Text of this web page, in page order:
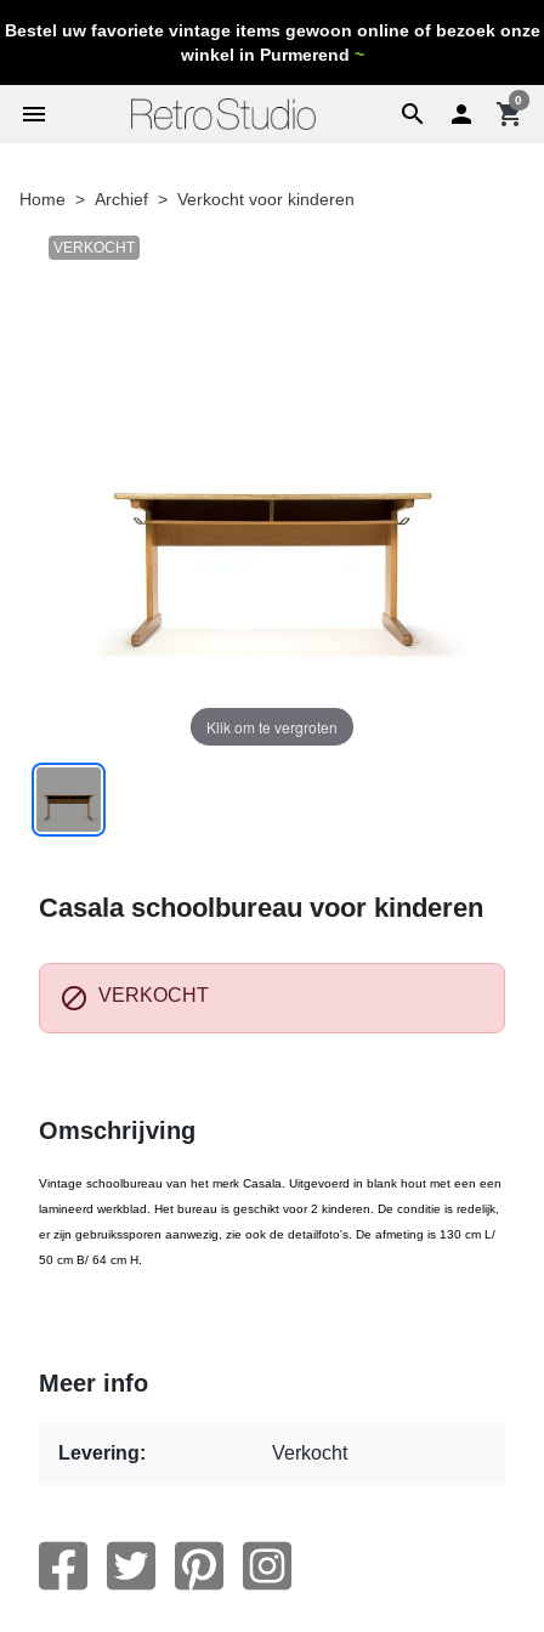
Bestel uw favoriete vintage items gewoon online of bezoek onze
winkel in Purmerend ~
search
menu  shopping_cart
0
Home Archief Verkocht voor kinderen
VERKOCHT
Klik om te vergroten
Casala schoolbureau voor kinderen
 VERKOCHT
Omschrijving
Vintage schoolbureau van het merk Casala. Uitgevoerd in blank hout met een een
lamineerd werkblad. Het bureau is geschikt voor 2 kinderen. De conditie is redelijk,
er zijn gebruikssporen aanwezig, zie ook de detailfoto's. De afmeting is 130 cm L/
50 cm B/ 64 cm H.
Meer info
Levering: Verkocht